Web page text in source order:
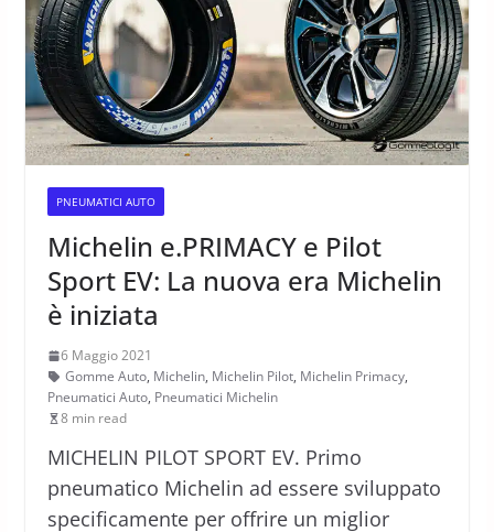
PNEUMATICI AUTO
Michelin e.PRIMACY e Pilot
Sport EV: La nuova era Michelin
è iniziata
6 Maggio 2021
Gomme Auto, Michelin, Michelin Pilot, Michelin Primacy,
Pneumatici Auto, Pneumatici Michelin
8 min read
MICHELIN PILOT SPORT EV. Primo
pneumatico Michelin ad essere sviluppato
specificamente per offrire un miglior